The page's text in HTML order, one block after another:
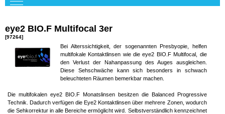
eye2 BIO.F Multifocal 3er
[97264]
Bei Alterssichtigkeit, der sogenannten Presbyopie, helfen
multifokale Kontaktlinsen wie die eye2 BIO.F Multifocal, die
den Verlust der Nahanpassung des Auges ausgleichen.
Diese Sehschwäche kann sich besonders in schwach
beleuchteten Räumen bemerkbar machen.
Die multifokalen eye2 BIO.F Monatslinsen besitzen die Balanced Progressive
Technik. Dadurch verfügen die Eye2 Kontaktlinsen über mehrere Zonen, wodurch
die Sehkorrektur in alle Bereiche ermöglicht wird. Selbstverständlich kennzeichnet